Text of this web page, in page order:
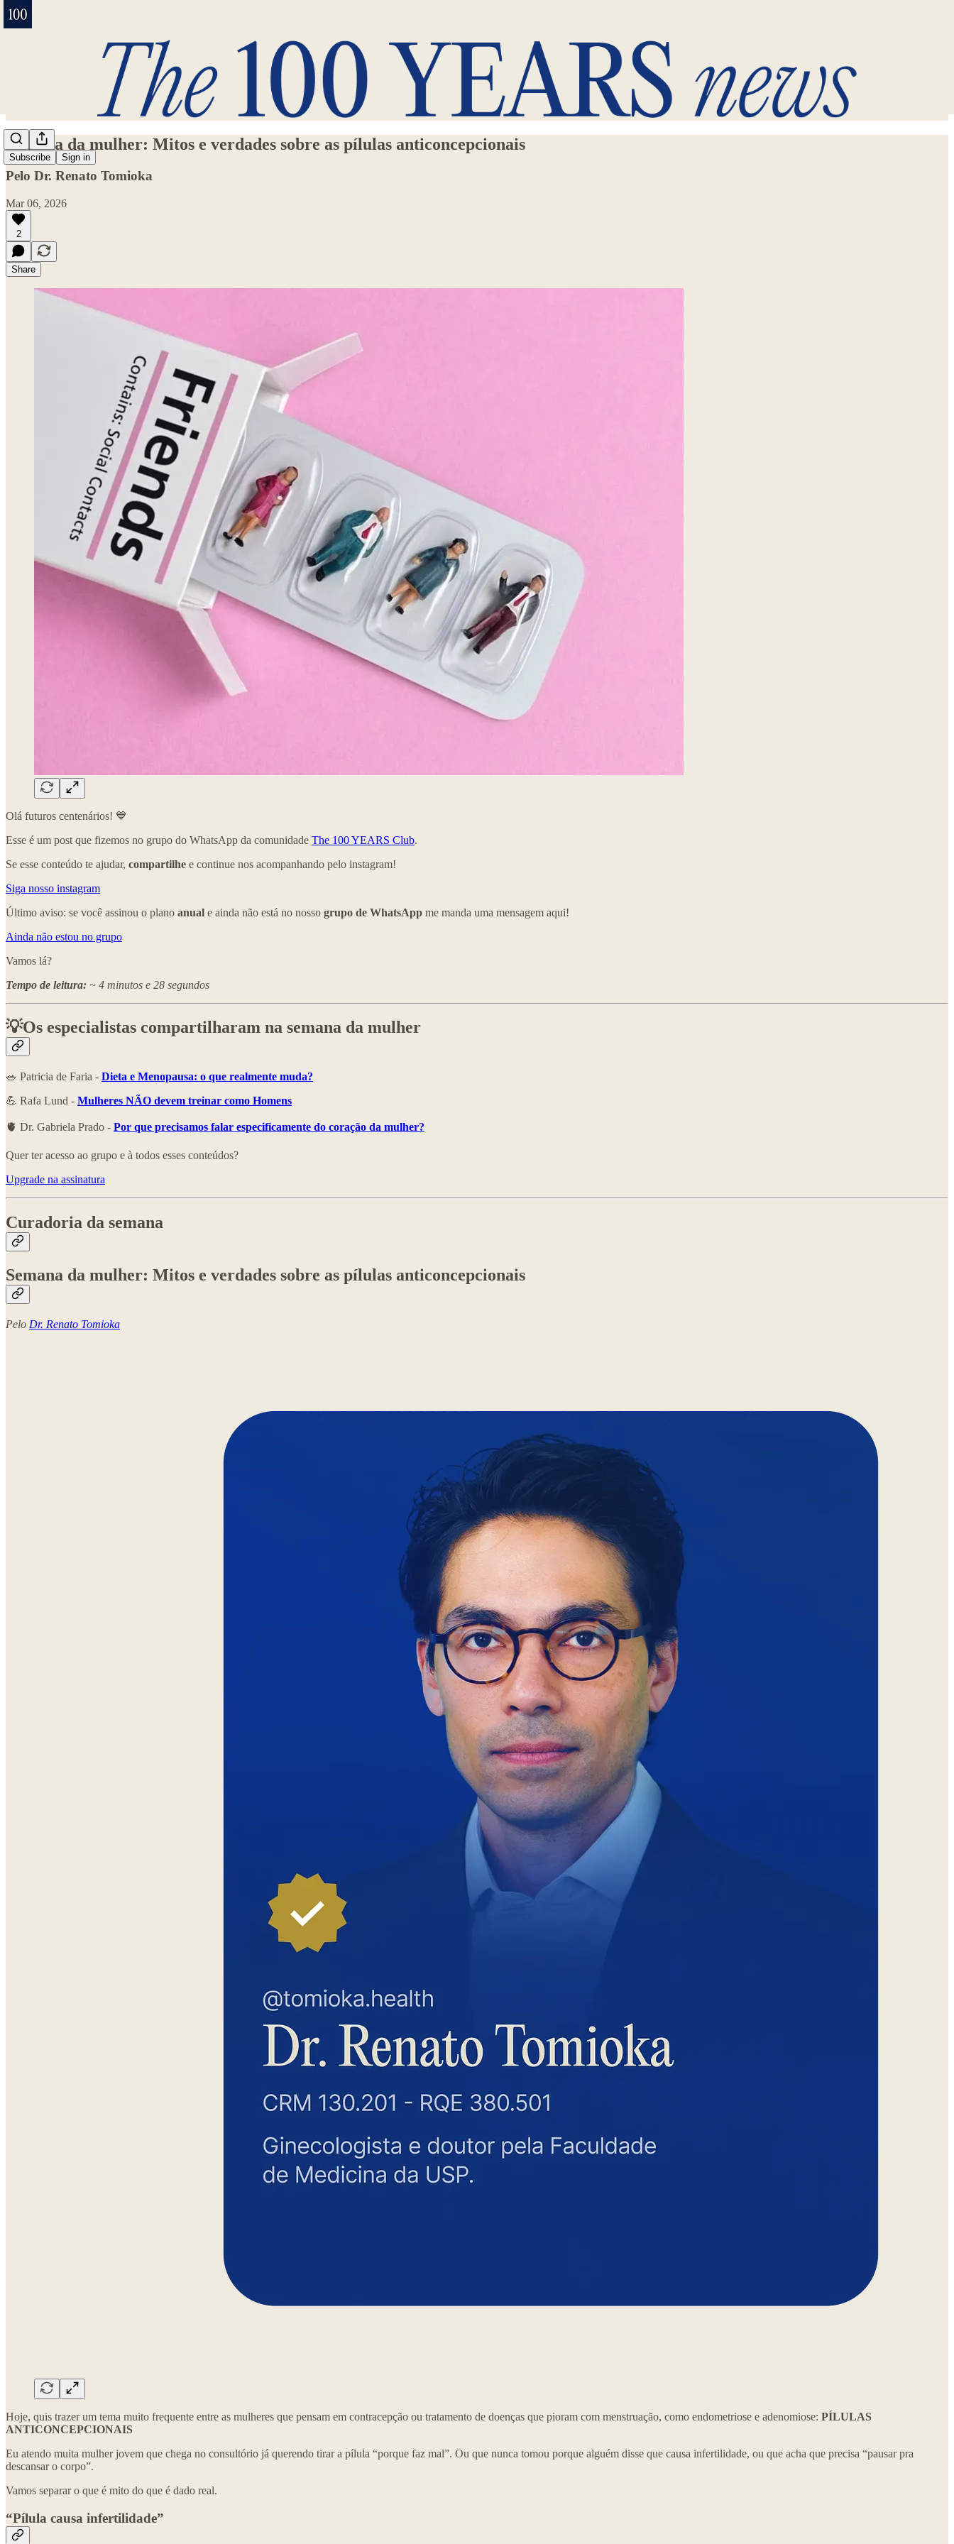
Subscribe Sign in
Semana da mulher: Mitos e verdades sobre as pílulas anticoncepcionais
Pelo Dr. Renato Tomioka
Mar 06, 2026
2
Share
Olá futuros centenários! 💙
Esse é um post que fizemos no grupo do WhatsApp da comunidade The 100 YEARS Club.
Se esse conteúdo te ajudar, compartilhe e continue nos acompanhando pelo instagram!
Siga nosso instagram
Último aviso: se você assinou o plano anual e ainda não está no nosso grupo de WhatsApp me manda uma mensagem aqui!
Ainda não estou no grupo
Vamos lá?
Tempo de leitura: ~ 4 minutos e 28 segundos
💡Os especialistas compartilharam na semana da mulher
🥗 Patricia de Faria - Dieta e Menopausa: o que realmente muda?
💪 Rafa Lund - Mulheres NÃO devem treinar como Homens
🫀 Dr. Gabriela Prado - Por que precisamos falar especificamente do coração da mulher?
Quer ter acesso ao grupo e à todos esses conteúdos?
Upgrade na assinatura
Curadoria da semana
Semana da mulher: Mitos e verdades sobre as pílulas anticoncepcionais
Pelo Dr. Renato Tomioka
Hoje, quis trazer um tema muito frequente entre as mulheres que pensam em contracepção ou tratamento de doenças que pioram com menstruação, como endometriose e adenomiose: PÍLULAS
ANTICONCEPCIONAIS
Eu atendo muita mulher jovem que chega no consultório já querendo tirar a pílula “porque faz mal”. Ou que nunca tomou porque alguém disse que causa infertilidade, ou que acha que precisa “pausar pra
descansar o corpo”.
Vamos separar o que é mito do que é dado real.
“Pílula causa infertilidade”